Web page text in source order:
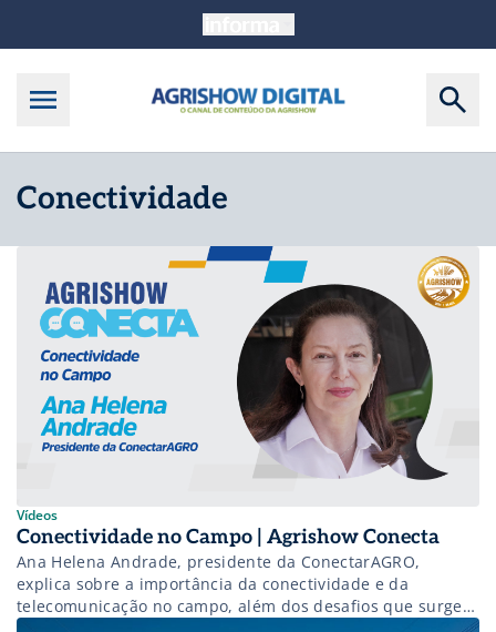
Conectividade
Vídeos
Conectividade no Campo | Agrishow Conecta
Ana Helena Andrade, presidente da ConectarAGRO,
explica sobre a importância da conectividade e da
telecomunicação no campo, além dos desafios que surgem